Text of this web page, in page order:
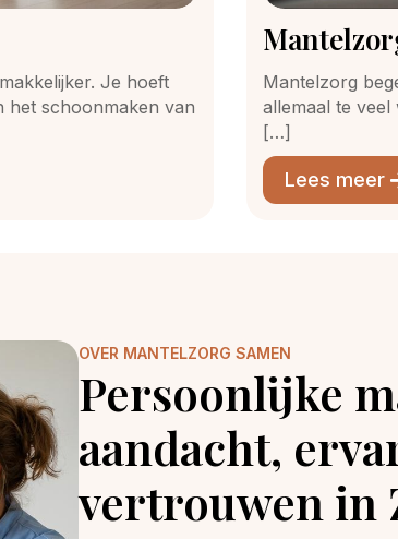
Je hoeft
het schoonmaken van
Mantelzorg
allemaal te
[…]
Lees meer
OVER MANTELZORG SAMEN
Persoonlijke
aandacht,
vertrouwen in